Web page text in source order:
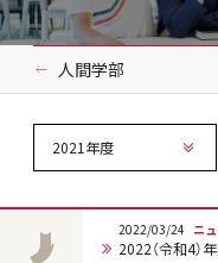
人間学部
2021年度
2022/03/24 ニ
2022（令和4）